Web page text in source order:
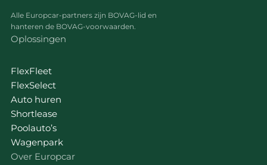
Alle Europcar-partners zijn BOVAG-lid en
hanteren de BOVAG-voorwaarden.
Oplossingen
FlexFleet
FlexSelect
Auto huren
Shortlease
Poolauto’s
Wagenpark
Over Europcar